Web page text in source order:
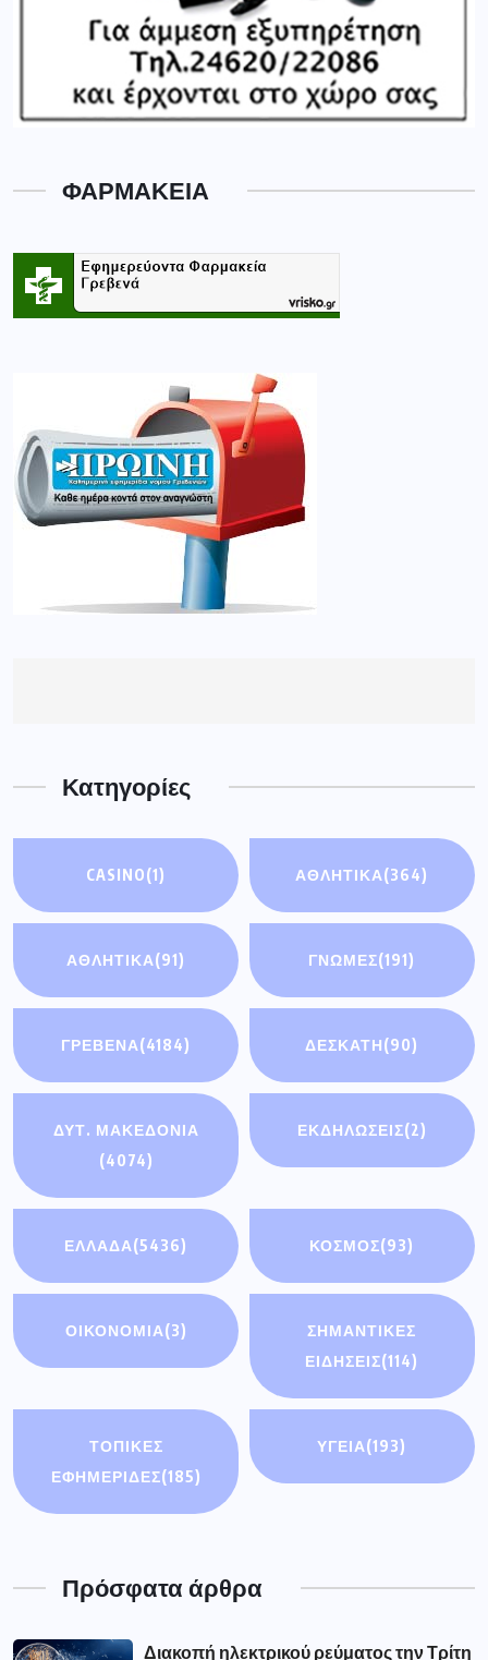
ΦΑΡΜΑΚΕΙΑ
Κατηγορίες
CASINO(1) ΑΘΛΗΤΙΚΑ(364)
ΑΘΛΗΤΙΚΆ(91) ΓΝΩΜΕΣ(191)
ΓΡΕΒΕΝΑ(4184) ΔΕΣΚΑΤΗ(90)
ΔΥΤ. ΜΑΚΕΔΟΝΙΑ
(4074)
ΕΚΔΗΛΩΣΕΙΣ(2)
ΕΛΛΑΔΑ(5436) ΚΟΣΜΟΣ(93)
ΟΙΚΟΝΟΜΊΑ(3)
ΣΗΜΑΝΤΙΚΈΣ
ΕΙΔΉΣΕΙΣ(114)
ΤΟΠΙΚΕΣ
ΕΦΗΜΕΡΙΔΕΣ(185)
ΥΓΕΙΑ(193)
Πρόσφατα άρθρα
Διακοπή ηλεκτρικού ρεύματος την Τρίτη